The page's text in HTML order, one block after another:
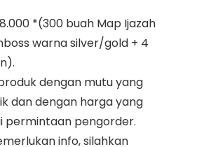
*(300 buah Map Ijazah
warna silver/gold + 4
dengan mutu yang
dan dengan harga yang
permintaan pengorder.
info, silahkan